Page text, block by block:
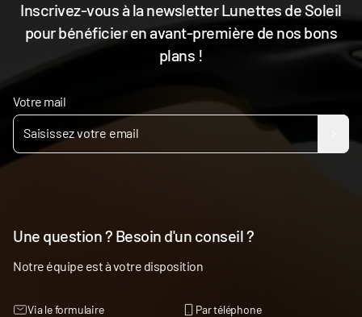
Inscrivez-vous à la newsletter Lunettes de Soleil
pour bénéficier en avant-première de nos bons
plans !
Votre mail
Une question ? Besoin d'un conseil ?
Notre équipe est à votre disposition
Via le formulaire Par téléphone